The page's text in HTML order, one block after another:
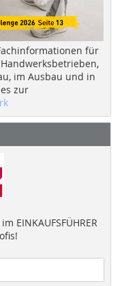
für
im Ausbau und in
zur
EINKAUFSFÜHRER